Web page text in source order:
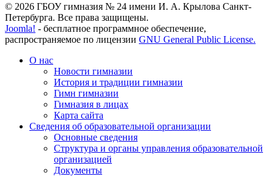
© 2026 ГБОУ гимназия № 24 имени И. А. Крылова Санкт-
Петербурга. Все права защищены.
Joomla! - бесплатное программное обеспечение,
распространяемое по лицензии GNU General Public License.
О нас
Новости гимназии
История и традиции гимназии
Гимн гимназии
Гимназия в лицах
Карта сайта
Сведения об образовательной организации
Основные сведения
Структура и органы управления образовательной
организацией
Документы